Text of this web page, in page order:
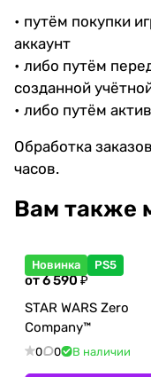
202
6
ал
ь
• путём покупки
аккаунт
• либо путём
созданной
• либо путём
Обработка
часов.
Вам также
Новинка PS5
от 6 590 ₽
STAR WARS Zero
Company™
0 0 В наличии